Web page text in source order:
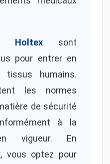
Holtex sont
pour entrer en
humains.
les normes
de sécurité
à la
vigueur. En
, vous optez pour